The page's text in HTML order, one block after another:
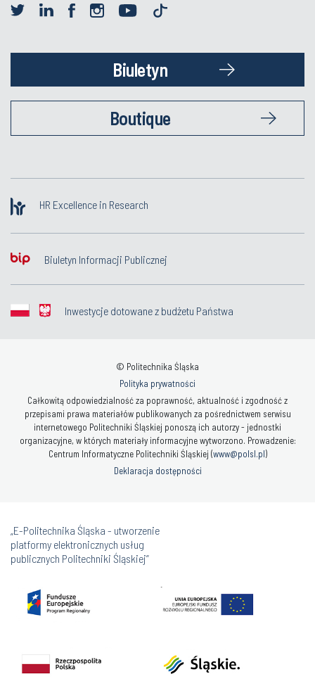
Biuletyn
Boutique
HR Excellence in Research
Biuletyn Informacji Publicznej
Inwestycje dotowane z budżetu Państwa
© Politechnika Śląska
Polityka prywatności
Całkowitą odpowiedzialność za poprawność, aktualność i zgodność z
przepisami prawa materiałów publikowanych za pośrednictwem serwisu
internetowego Politechniki Śląskiej ponoszą ich autorzy - jednostki
organizacyjne, w których materiały informacyjne wytworzono. Prowadzenie:
Centrum Informatyczne Politechniki Śląskiej (www@polsl.pl)
Deklaracja dostępności
„E-Politechnika Śląska - utworzenie
platformy elektronicznych usług
publicznych Politechniki Śląskiej”